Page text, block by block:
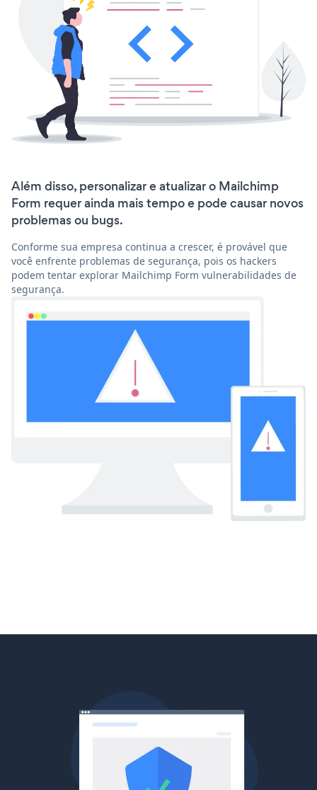
Além disso, personalizar e atualizar o Mailchimp
Form requer ainda mais tempo e pode causar novos
problemas ou bugs.
Conforme sua empresa continua a crescer, é provável que
você enfrente problemas de segurança, pois os hackers
podem tentar explorar Mailchimp Form vulnerabilidades de
segurança.